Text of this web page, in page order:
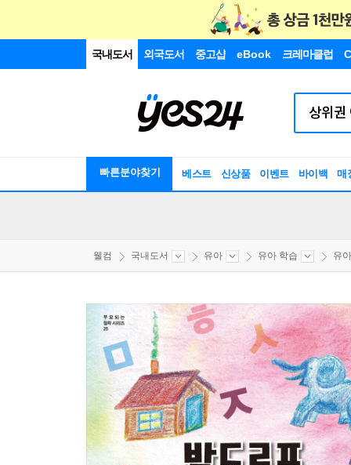
국내도서 외국도서 중고샵 eBook 크레마클럽
빠른분야찾기 베스트 신상품 이벤트 바이백 매
웰컴 국내도서 유아 유아 학습 유